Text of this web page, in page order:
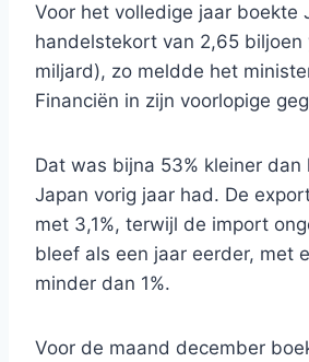
Voor het volledige jaar boekte
handelstekort van 2,65 biljoen
miljard), zo meldde het
Financiën in zijn voorlopige
Dat was bijna 53% kleiner
Japan vorig jaar had. De
met 3,1%, terwijl de import
bleef als een jaar eerder, met
minder dan 1%.
Voor de maand december